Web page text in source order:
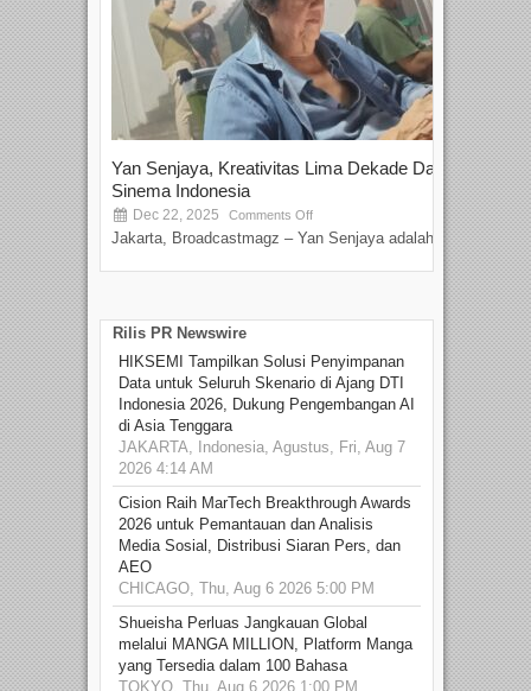
Yan Senjaya, Kreativitas Lima Dekade Dalam
Sinema Indonesia
Dec 22, 2025 Comments Off
Jakarta, Broadcastmagz – Yan Senjaya adalah...
Rilis PR Newswire
HIKSEMI Tampilkan Solusi Penyimpanan
Data untuk Seluruh Skenario di Ajang DTI
Indonesia 2026, Dukung Pengembangan AI
di Asia Tenggara
JAKARTA, Indonesia, Agustus, Fri, Aug 7
2026 4:14 AM
Cision Raih MarTech Breakthrough Awards
2026 untuk Pemantauan dan Analisis
Media Sosial, Distribusi Siaran Pers, dan
AEO
CHICAGO, Thu, Aug 6 2026 5:00 PM
Shueisha Perluas Jangkauan Global
melalui MANGA MILLION, Platform Manga
yang Tersedia dalam 100 Bahasa
TOKYO, Thu, Aug 6 2026 1:00 PM